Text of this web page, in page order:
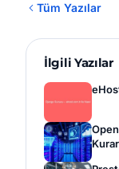
Tüm Yazılar
İlgili Yazılar